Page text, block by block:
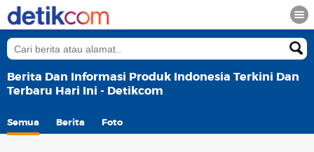
Berita Dan Informasi Produk Indonesia Terkini Dan
Terbaru Hari Ini - Detikcom
Semua Berita Foto